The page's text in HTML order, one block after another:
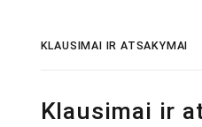
KLAUSIMAI IR ATSAKYMAI
Klausimai ir